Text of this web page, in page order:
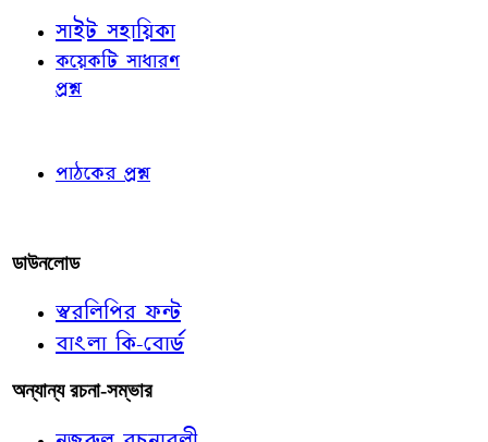
সাইট সহায়িকা
কয়েকটি সাধারণ
প্রশ্ন
পাঠকের প্রশ্ন
ডাউনলোড
স্বরলিপির ফন্ট
বাংলা কি-বোর্ড
অন্যান্য রচনা-সম্ভার